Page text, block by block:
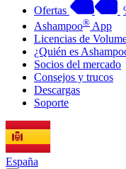
Ofertas
Ashampoo® App
Licencias de
¿Quién es
Socios del mercado
Consejos y trucos
Descargas
Soporte
España